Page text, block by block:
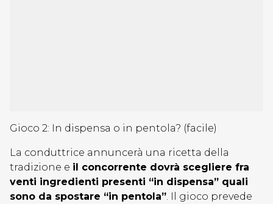
Gioco 2: In dispensa o in pentola? (facile)
La conduttrice annuncerà una ricetta della
tradizione e il concorrente dovrà scegliere fra
venti ingredienti presenti “in dispensa” quali
sono da spostare “in pentola” . Il gioco prevede